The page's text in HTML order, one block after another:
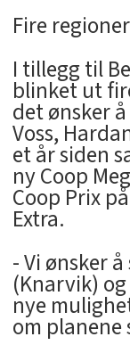
Fire regioner
I tillegg til
blinket ut
det ønsker
Voss,
et år siden
ny Coop
Coop Prix
Extra.
- Vi ønsker
(Knarvik)
nye
om planene